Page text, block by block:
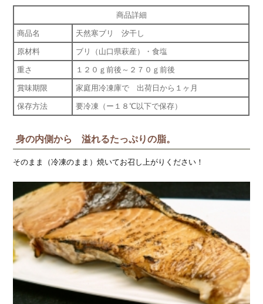
商品詳細
商品名 天然寒ブリ 汐干し
原材料 ブリ（山口県萩産）・食塩
重さ １２０ｇ前後～２７０ｇ前後
賞味期限 家庭用冷凍庫で 出荷日から１ヶ月
保存方法 要冷凍（ー１８℃以下で保存）
身の内側から 溢れるたっぷりの脂。
そのまま（冷凍のまま）焼いてお召し上がりください！